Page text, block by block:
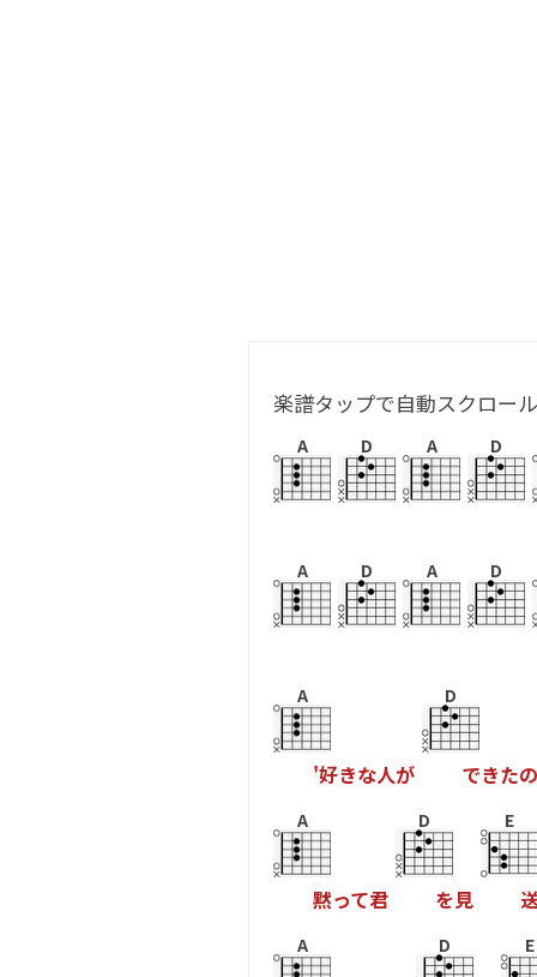
楽譜タップで自動スクロー
A D A D
A D A D
A
'好きな人が
D
できたの
A
黙って君
D
を見
E
A D E